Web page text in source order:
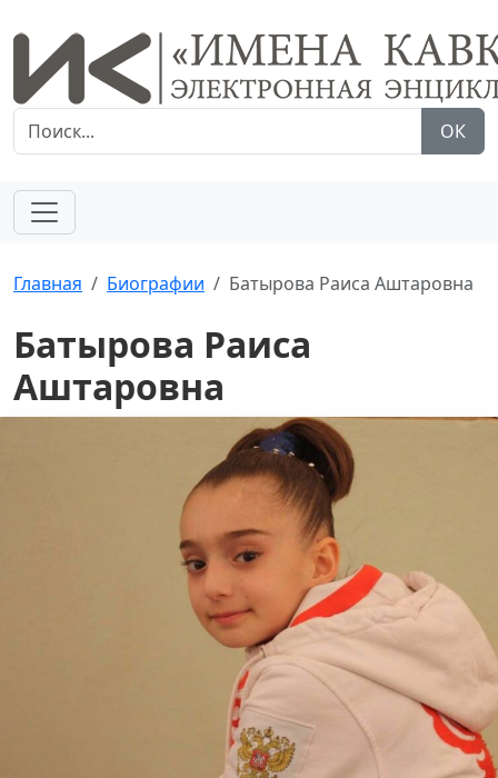
ОК
Главная Биографии Батырова Раиса Аштаровна
Батырова Раиса
Аштаровна